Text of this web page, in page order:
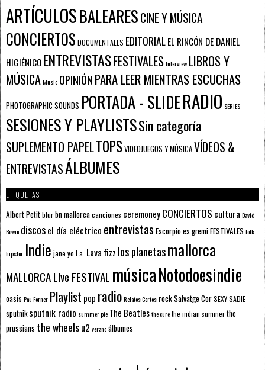
ARTÍCULOSBALEARESCINE Y MÚSICA
CONCIERTOS DOCUMENTALES EDITORIALEL RINCÓN DE DANIEL
HIGIÉNICOENTREVISTASFESTIVALESInterview LIBROS Y
MÚSICAMusic OPINIÓNPARA LEER MIENTRAS ESCUCHAS
PHOTOGRAPHIC SOUNDS PORTADA - SLIDERADIO SERIES
SESIONES Y PLAYLISTSSin categoría
SUPLEMENTO PAPELTOPSVIDEOJUEGOS Y MÚSICAVÍDEOS &
ENTREVISTASÁLBUMES
ETIQUETAS
Albert Petitblurbn mallorcacanciones ceremoneyCONCIERTOS cultura David
Bowie discosel día eléctrico entrevistas Escorpioes gremiFESTIVALES folk
hipster Indie jane yo l.a. Lava fizz los planetasmallorca
MALLORCA LIve FESTIVAL músicaNotodoesindie
oasis Pau Forner Playlist pop radioRelatos CortosrockSalvatge CorSEXY SADIE
sputnik sputnik radio summer pie The Beatlesthe curethe indian summerthe
prussians the wheelsu2 veranoálbumes